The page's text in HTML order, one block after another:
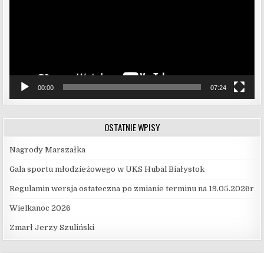
00:00 07:24
OSTATNIE WPISY
Nagrody Marszałka
Gala sportu młodzieżowego w UKS Hubal Białystok
Regulamin wersja ostateczna po zmianie terminu na 19.05.2026r
Wielkanoc 2026
Zmarł Jerzy Szuliński